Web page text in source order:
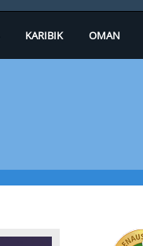
KARIBIK OMAN